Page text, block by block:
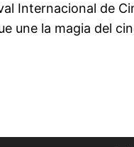
Internacional de
une la magia del